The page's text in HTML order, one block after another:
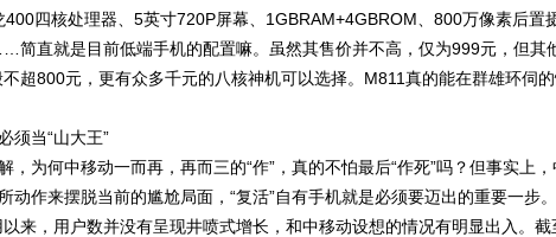
400四核处理器、5英寸720P屏幕、1GBRAM+4GBROM、800万像素后置
简直就是目前低端手机的配置嘛。虽然其售价并不高，仅为999元，但其
超800元，更有众多千元的八核神机可以选择。M811真的能在群雄环伺
须当“山大王”
，为何中移动一而再，再而三的“作”，真的不怕最后“作死”吗？但事实上
动作来摆脱当前的尴尬局面，“复活”自有手机就是必须要迈出的重要一步
来，用户数并没有呈现井喷式增长，和中移动设想的情况有明显出入。截